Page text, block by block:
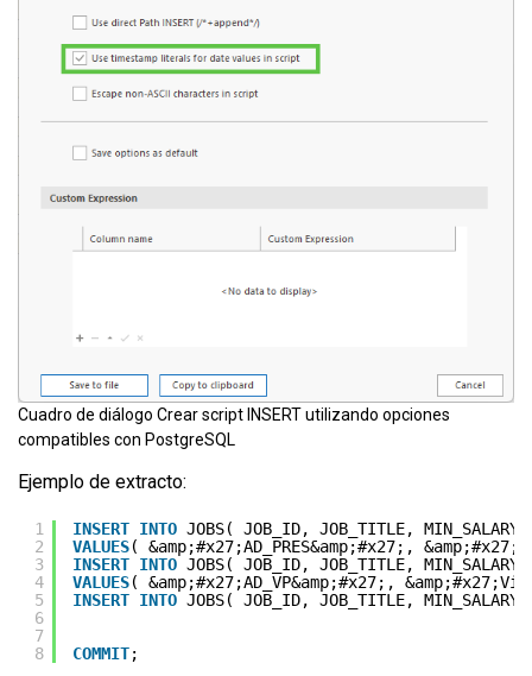
Cuadro de diálogo Crear script INSERT utilizando opciones
compatibles con PostgreSQL
Ejemplo de extracto:
1
2
3
4
5
6
7
8
INSERT INTO JOBS( JOB_ID, JOB_TITLE, MIN_SALARY,
VALUES( &amp;#x27;AD_PRES&amp;#x27;,
INSERT INTO JOBS( JOB_ID, JOB_TITLE, MIN_SALARY,
VALUES( &amp;#x27;AD_VP&amp;#x27;,
INSERT INTO JOBS( JOB_ID, JOB_TITLE,
COMMIT;